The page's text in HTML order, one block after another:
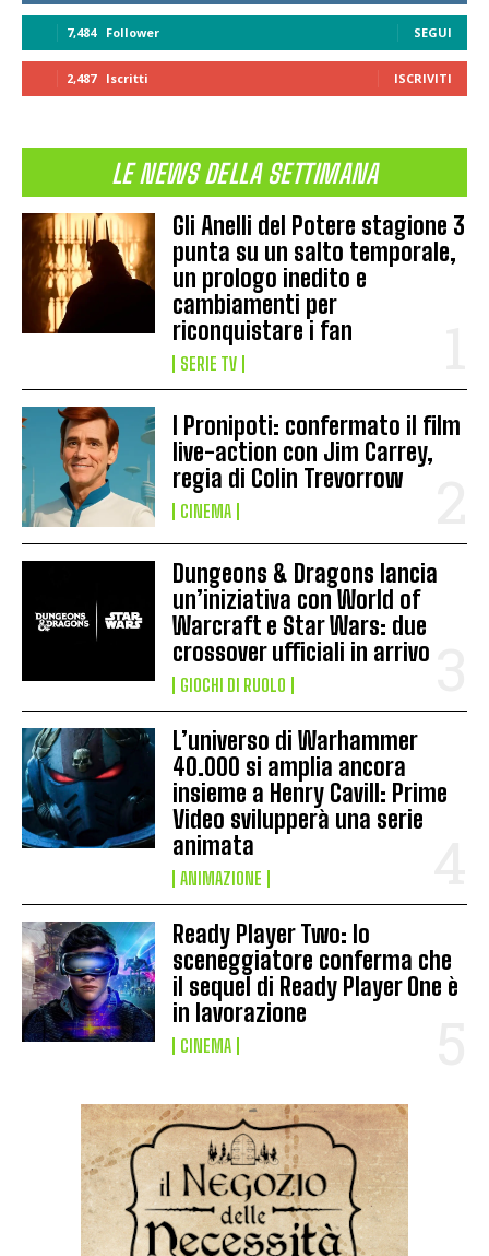
7,484 Follower SEGUI
2,487 Iscritti ISCRIVITI
LE NEWS DELLA SETTIMANA
Gli Anelli del Potere stagione 3
punta su un salto temporale,
un prologo inedito e
cambiamenti per
riconquistare i fan
SERIE TV
I Pronipoti: confermato il film
live-action con Jim Carrey,
regia di Colin Trevorrow
CINEMA
Dungeons & Dragons lancia
un’iniziativa con World of
Warcraft e Star Wars: due
crossover ufficiali in arrivo
GIOCHI DI RUOLO
L’universo di Warhammer
40.000 si amplia ancora
insieme a Henry Cavill: Prime
Video svilupperà una serie
animata
ANIMAZIONE
Ready Player Two: lo
sceneggiatore conferma che
il sequel di Ready Player One è
in lavorazione
CINEMA